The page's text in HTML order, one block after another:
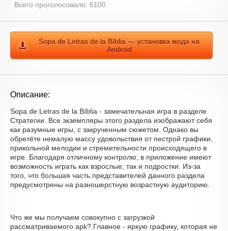
Всего проголосовало: 6100
Sopa de Letras de la Bíblia — установка мода на
Android
Описание:
Sopa de Letras de la Bíblia - замечательная игра в разделе
Стратегии. Все экземпляры этого раздела изображают себя
как разумные игры, с закрученным сюжетом. Однако вы
обретёте немалую массу удовольствия от пестрой графики,
прикольной мелодии и стремительности происходящего в
игре. Благодаря отличному контролю, в приложение имеют
возможность играть как взрослые, так и подростки. Из-за
того, что большая часть представителей данного раздела
предусмотрены на разношерстную возрастную аудиторию.
Что же мы получаем совокупно с загрузкой
рассматриваемого apk? Главное - яркую графику, которая не